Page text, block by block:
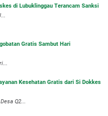
di Lubuklinggau Terancam Sanksi
Gratis Sambut Hari
Kesehatan Gratis dari Si Dokkes
Q2...